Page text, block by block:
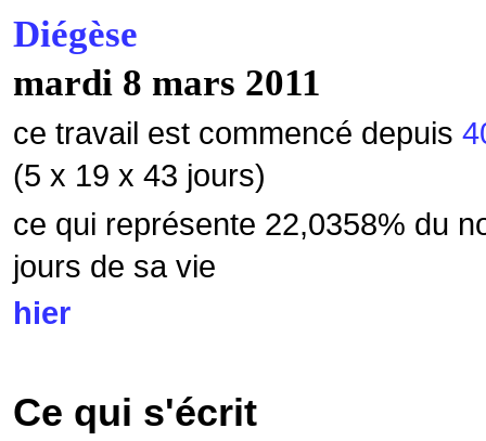
Diégèse
mardi 8 mars 2011
ce travail est commencé depuis
(5 x 19 x 43 jours)
ce qui représente 22,0358% du
jours de sa vie
hier
Ce qui s'écrit